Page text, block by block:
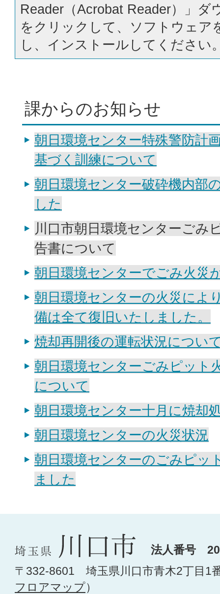
Reader（Acrobat Reader）」ダ
をクリックして、ソフトウェア
し、インストールしてください
課からのお知らせ
朝日環境センター特殊警防計
基づく訓練について
朝日環境センター破砕機内部
した
川口市朝日環境センターごみ
告書について
朝日環境センターでごみ火災
朝日環境センターの火災によ
備は全て復旧いたしました。
焼却再開後の運転状況につい
朝日環境センターごみピット
について
朝日環境センター十月に焼却
朝日環境センターの火災状況
朝日環境センターのごみピッ
ました
法人番号
〒332-8601 埼玉県川口市青木2丁目1
フロアマップ）